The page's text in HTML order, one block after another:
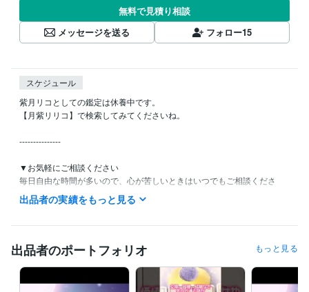
無料で見積り相談
メッセージを送る
フォロー15
スケジュール
紫月リコとしての鑑定は休養中です。
【月紫リリコ】で検索してみてくださいね。
---------------
▼お気軽にご相談ください
毎日自由な時間が多いので、心が苦しいときはいつでもご相談くださ
い。
上手く言葉にできなくても大丈夫です。一緒に考えていきましょう。
▼迅速な対応を心がけています
できるだけ早く、即レスや当日中の回答を心がけています。
ただし、22時以降は離席が多いため、返答が深夜や翌日になることがあ
ります。ご了承ください。
出品者の実績をもっと見る
出品者のポートフォリオ もっと見る